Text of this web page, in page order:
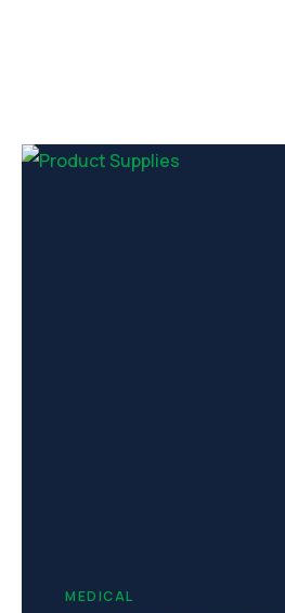
MEDICAL